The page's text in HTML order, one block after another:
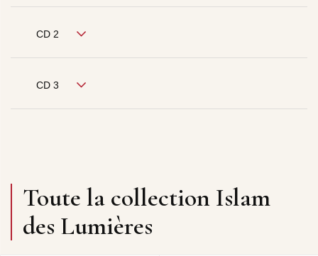
CD 2
CD 3
Toute la collection Islam
des Lumières